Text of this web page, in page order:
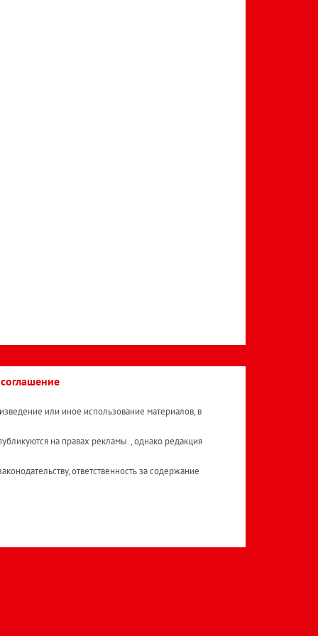
или иное использование материалов, в
на правах рекламы. , однако редакция
ответственность за содержание